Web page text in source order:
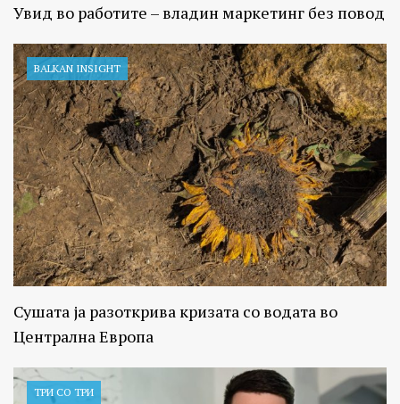
Увид во работите – владин маркетинг без повод
BALKAN INSIGHT
Сушата ја разоткрива кризата со водата во
Централна Европа
ТРИ СО ТРИ